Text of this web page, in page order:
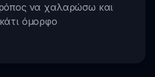
να χαλαρώσω και
όμορφο